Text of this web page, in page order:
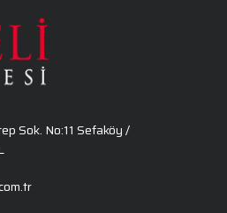
Belirtiler, Nedenler, Tanı
Sok. No:11 Sefaköy /